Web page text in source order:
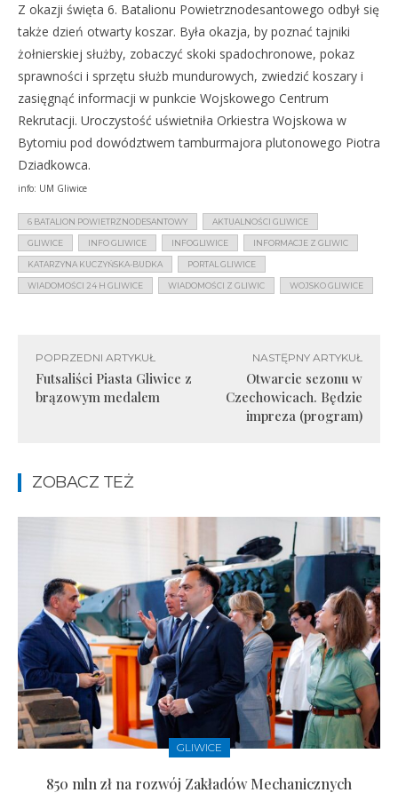
Z okazji święta 6. Batalionu Powietrznodesantowego odbył się
także dzień otwarty koszar. Była okazja, by poznać tajniki
żołnierskiej służby, zobaczyć skoki spadochronowe, pokaz
sprawności i sprzętu służb mundurowych, zwiedzić koszary i
zasięgnąć informacji w punkcie Wojskowego Centrum
Rekrutacji. Uroczystość uświetniła Orkiestra Wojskowa w
Bytomiu pod dowództwem tamburmajora plutonowego Piotra
Dziadkowca.
info: UM Gliwice
6 BATALION POWIETRZNODESANTOWY AKTUALNOŚCI GLIWICE
GLIWICE INFO GLIWICE INFOGLIWICE INFORMACJE Z GLIWIC
KATARZYNA KUCZYŃSKA-BUDKA PORTAL GLIWICE
WIADOMOŚCI 24 H GLIWICE WIADOMOŚCI Z GLIWIC WOJSKO GLIWICE
POPRZEDNI ARTYKUŁ
Futsaliści Piasta Gliwice z
brązowym medalem
NASTĘPNY ARTYKUŁ
Otwarcie sezonu w
Czechowicach. Będzie
impreza (program)
ZOBACZ TEŻ
GLIWICE
850 mln zł na rozwój Zakładów Mechanicznych